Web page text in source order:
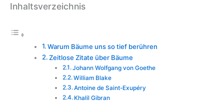
Inhaltsverzeichnis
Warum Bäume uns so tief berühren
Zeitlose Zitate über Bäume
Johann Wolfgang von Goethe
William Blake
Antoine de Saint-Exupéry
Khalil Gibran